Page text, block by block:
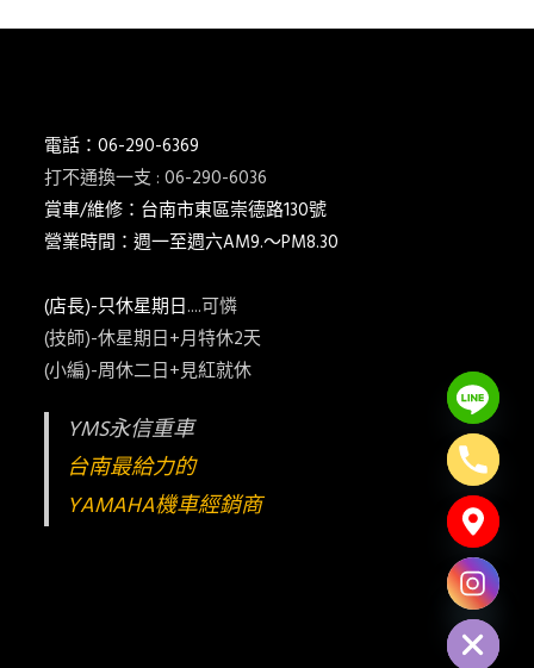
電話：06-290-6369
打不通換一支 : 06-290-6036
賞車/維修：台南市東區崇德路130號
營業時間：週一至週六AM9.～PM8.30
(店長)-只休星期日....可憐
(技師)-休星期日+月特休2天
(小編)-周休二日+見紅就休
YMS永信重車
台南最給力的
YAMAHA機車經銷商
Hide chaty